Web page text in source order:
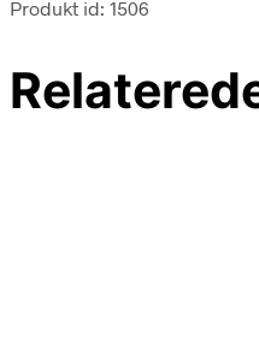
Produkt id: 1506